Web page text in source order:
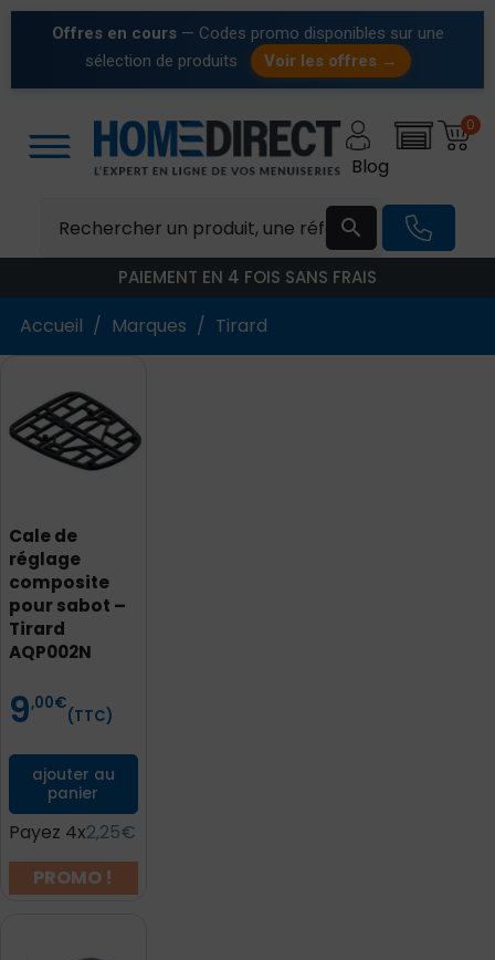
Offres en cours — Codes promo disponibles sur une
sélection de produits
Voir les offres →

0
Blog
PAIEMENT EN 4 FOIS SANS FRAIS
Accueil Marques Tirard
Cale de
réglage
composite
pour sabot –
Tirard
AQP002N
Prix
9,00€
(TTC)
ajouter au
panier
Payez 4x2,25€
PROMO !